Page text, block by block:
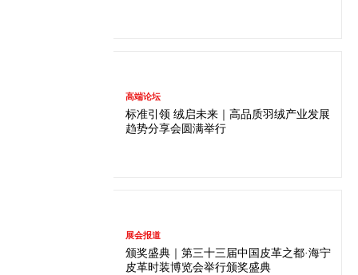
高端论坛
标准引领 绒启未来｜高品质羽绒产业发展
趋势分享会圆满举行
展会报道
颁奖盛典｜第三十三届中国皮革之都·海宁
皮革时装博览会举行颁奖盛典